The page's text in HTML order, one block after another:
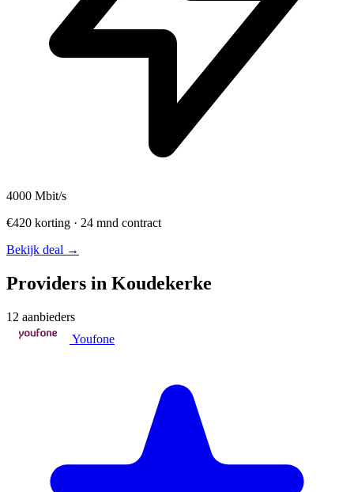
4000 Mbit/s
€420 korting · 24 mnd contract
Bekijk deal →
Providers in Koudekerke
12 aanbieders
Youfone